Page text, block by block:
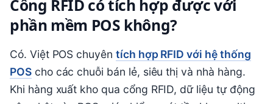
Cổng RFID có tích hợp được với
phần mềm POS không?
Có. Việt POS chuyên tích hợp RFID với hệ thống
POScho các chuỗi bán lẻ, siêu thị và nhà hàng.
Khi hàng xuất kho qua cổng RFID, dữ liệu tự động